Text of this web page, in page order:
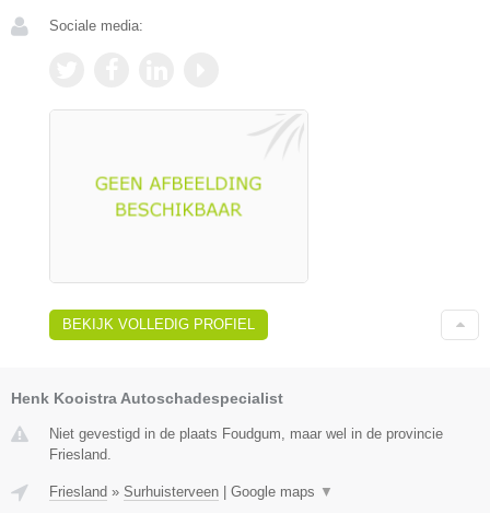
Sociale media:
BEKIJK VOLLEDIG PROFIEL
Henk Kooistra Autoschadespecialist
Niet gevestigd in de plaats Foudgum, maar wel in de provincie
Friesland.
Friesland » Surhuisterveen | Google maps ▼